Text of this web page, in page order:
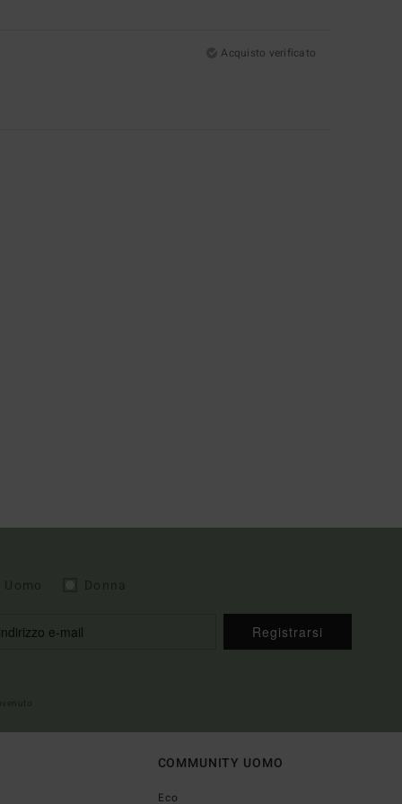
Acquisto verificato
Registrarsi
COMMUNITY UOMO
Eco